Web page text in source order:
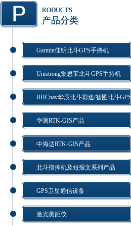
RODUCTS
产品分类
Garmin佳明北斗GPS手持机
Unistrong集思宝北斗GPS手持机
BHCnav华辰北斗彩途/智图北斗GPS
华测RTK-GIS产品
中海达RTK-GIS产品
北斗指挥机及短报文系列产品
GPS卫星通信设备
激光测距仪